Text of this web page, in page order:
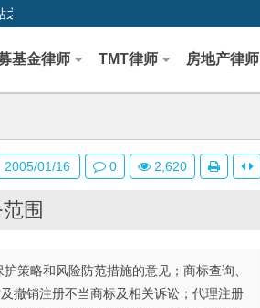
一
基金律师 TMT律师 房地产律师
围
策略和风险防范措施的意见；商标查询、
撤销注册不当商标及相关诉讼；代理注册
2005/01/16 0 2,620